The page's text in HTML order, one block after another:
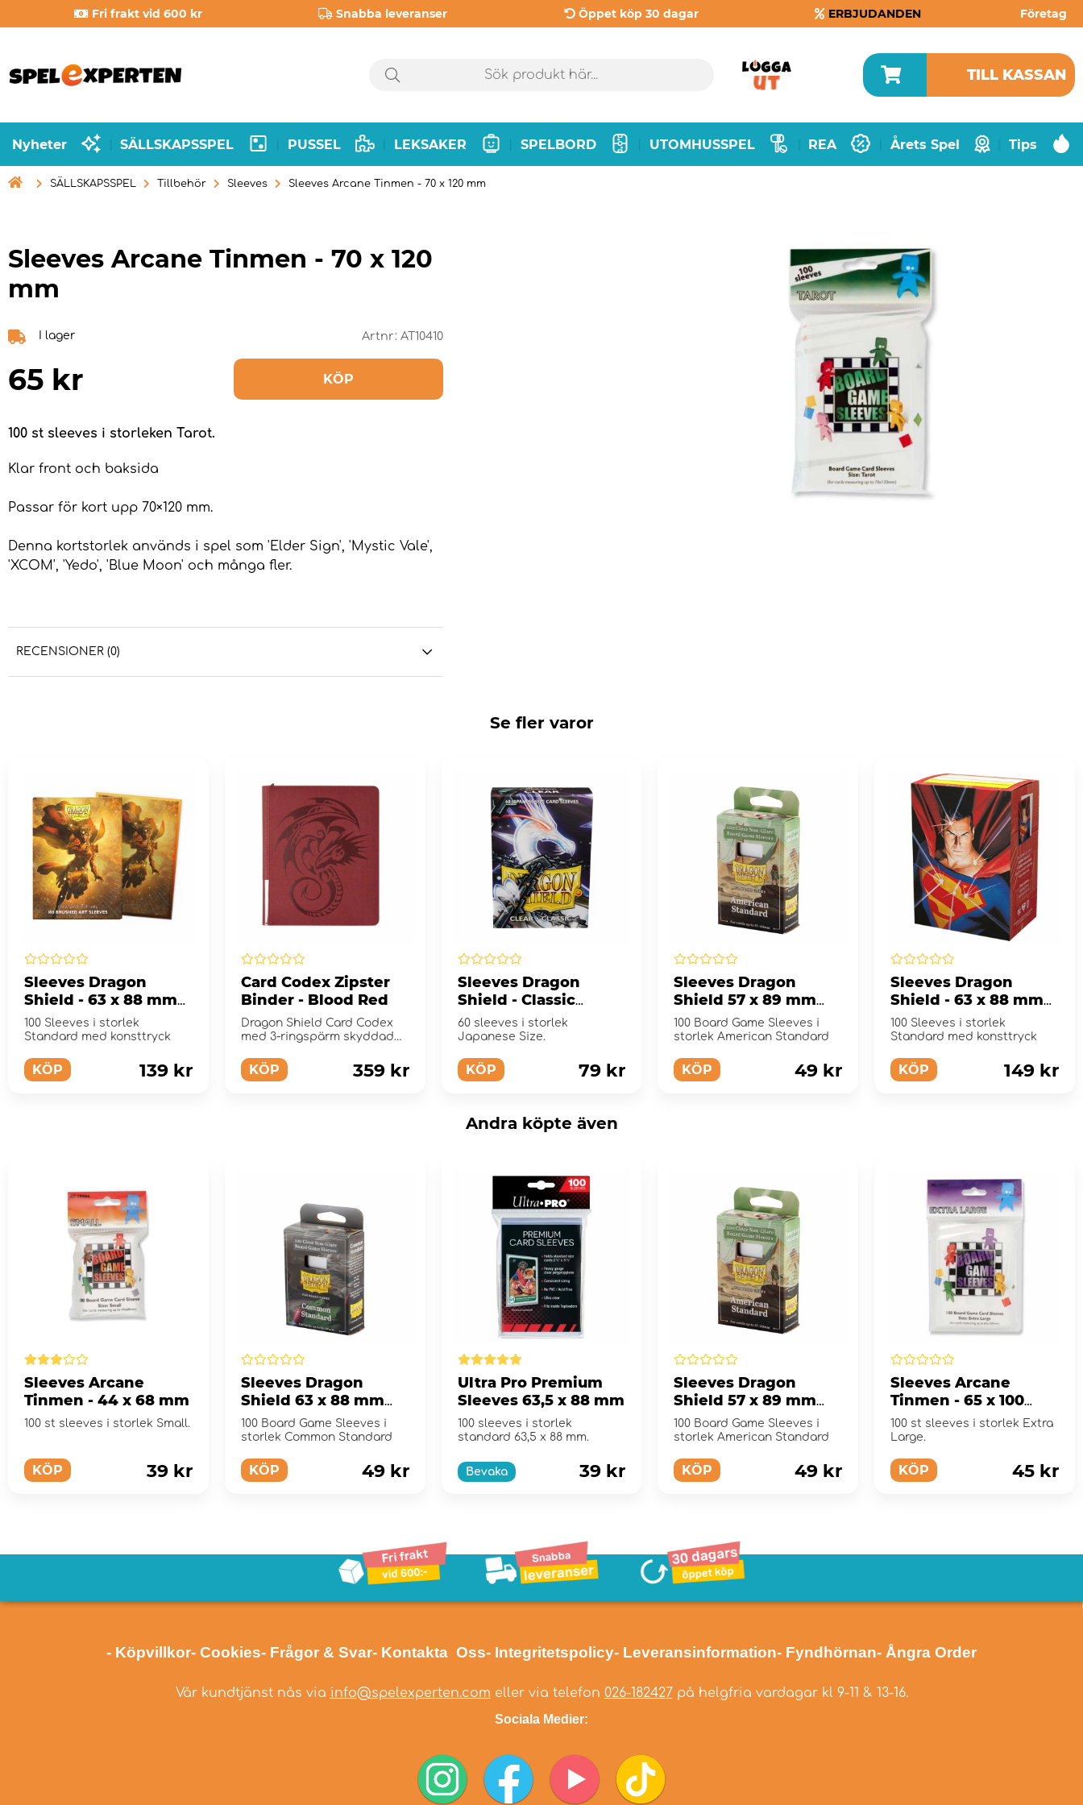
Fri frakt vid 600 kr Snabba leveranser Öppet köp 30 dagar ERBJUDANDEN Företag
TILL KASSAN
Nyheter SÄLLSKAPSSPEL PUSSEL LEKSAKER SPELBORD UTOMHUSSPEL REA Årets Spel Tips
 SÄLLSKAPSSPEL Tillbehör Sleeves Sleeves Arcane Tinmen - 70 x 120 mm
Sleeves Arcane Tinmen - 70 x 120
mm
I lager Artnr: AT10410
65 kr KÖP
100 st sleeves i storleken Tarot.
Klar front och baksida
Passar för kort upp 70×120 mm.
Denna kortstorlek används i spel som 'Elder Sign', 'Mystic Vale',
'XCOM', 'Yedo', 'Blue Moon' och många fler.
RECENSIONER (0)
Se fler varor
Sleeves Dragon
Shield - 63 x 88 mm
Constellations: Alaria
100 Sleeves i storlek
Standard med konsttryck
KÖP 139 kr
Card Codex Zipster
Binder - Blood Red
Dragon Shield Card Codex
med 3-ringspärm skyddad
KÖP 359 kr
Sleeves Dragon
Shield - Classic
Japanese 59 x 86 mm
Clear
60 sleeves i storlek
Japanese Size.
KÖP 79 kr
Sleeves Dragon
Shield 57 x 89 mm
Clear/Non-Glare
100 Board Game Sleeves i
storlek American Standard
KÖP 49 kr
Sleeves Dragon
Shield - 63 x 88 mm
Superman -
Superman Series 1
100 Sleeves i storlek
Standard med konsttryck
KÖP 149 kr
Andra köpte även
Sleeves Arcane
Tinmen - 44 x 68 mm
100 st sleeves i storlek Small.
KÖP 39 kr
Sleeves Dragon
Shield 63 x 88 mm
Clear/Non-Glare
100 Board Game Sleeves i
storlek Common Standard
KÖP 49 kr
Ultra Pro Premium
Sleeves 63,5 x 88 mm
100 sleeves i storlek
standard 63,5 x 88 mm.
Bevaka 39 kr
Sleeves Dragon
Shield 57 x 89 mm
Clear/Non-Glare
100 Board Game Sleeves i
storlek American Standard
KÖP 49 kr
Sleeves Arcane
Tinmen - 65 x 100
mm
100 st sleeves i storlek Extra
Large.
KÖP 45 kr
- Köpvillkor- Cookies- Frågor & Svar- Kontakta Oss- Integritetspolicy- Leveransinformation- Fyndhörnan- Ångra Order
Vår kundtjänst nås via info@spelexperten.com eller via telefon 026-182427på helgfria vardagar kl 9-11 & 13-16.
Sociala Medier: